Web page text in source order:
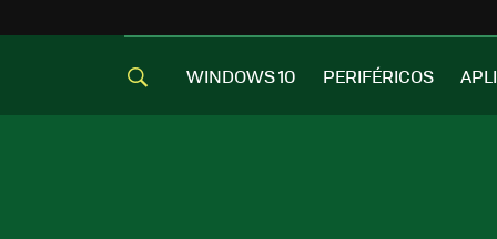
WINDOWS 10 PERIFÉRICOS